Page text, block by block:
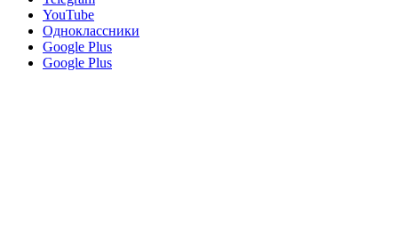
YouTube
Одноклассники
Google Plus
Google Plus